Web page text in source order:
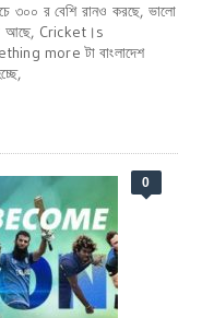
৩০০ র বেশি রানও করছে, ভালো
আছে, Cricket।s
more টা বাংলাদেশ
0